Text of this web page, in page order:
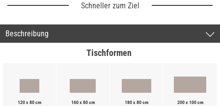
Schneller zum Ziel
Beschreibung
Tischformen
120 x 80 cm 160 x 80 cm 180 x 80 cm 200 x 100 cm